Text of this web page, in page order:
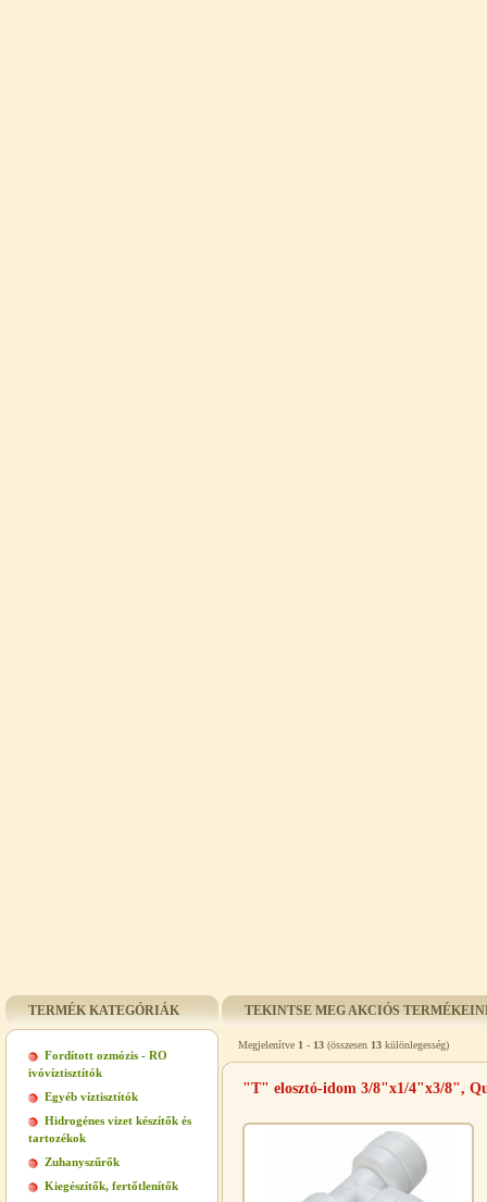
TERMÉK KATEGÓRIÁK
Fordított ozmózis - RO
ivóvíztisztítók
Egyéb víztisztítók
Hidrogénes vizet készítők és
tartozékok
Zuhanyszűrők
Kiegészítők, fertőtlenítők
TEKINTSE MEG AKCIÓS
Megjelenítve 1 - 13 (összesen 13 különlegesség)
"T" elosztó-idom 3/8"x1/4"x3/8",